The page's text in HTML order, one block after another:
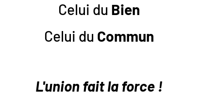
Celui du Bien
Celui du Commun
L'unionfaitla force !